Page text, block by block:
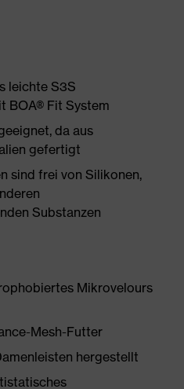
leichte S3S
BOA® Fit System
da aus
gefertigt
sind frei von Silikonen,
Substanzen
Mikrovelours
Mesh-Futter
hergestellt